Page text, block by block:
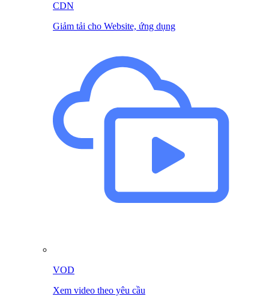
CDN
Giảm tải cho Website, ứng dụng
VOD
Xem video theo yêu cầu